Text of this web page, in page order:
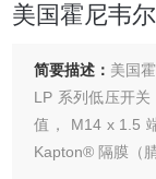
美国霍尼韦
简要描述： 美国
LP 系列低压开
值， M14 x 1.5
Kapton® 隔膜（